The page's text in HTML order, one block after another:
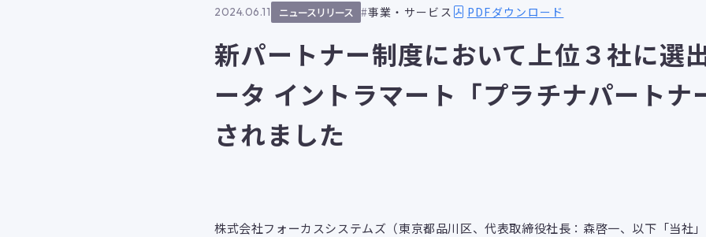
2024.06.11 ニュースリリース 事業・サービス PDFダウンロード
新パートナー制度において上位３社に
ータ イントラマート「プラチナパートナ
されました
株式会社フォーカスシステムズ（東京都品川区、代表取締役社長：森啓一、以下「当社